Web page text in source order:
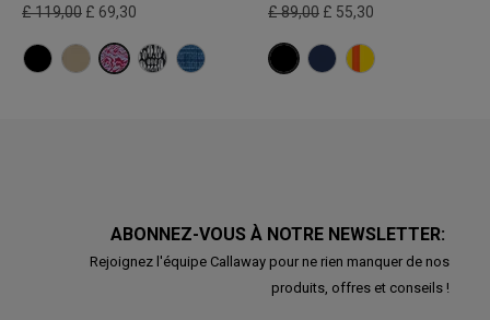
£ 119,00 £ 69,30 £ 89,00 £ 55,30
ABONNEZ-VOUS À NOTRE NEWSLETTER:
Rejoignez l'équipe Callaway pour ne rien manquer de nos
produits, offres et conseils !